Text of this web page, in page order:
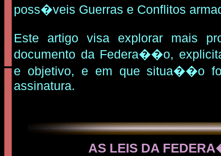
poss�veis Guerras e Conflitos
Este artigo visa explorar mais
documento da Federa��o,
e objetivo, e em que situa��o
assinatura.
AS LEIS DA